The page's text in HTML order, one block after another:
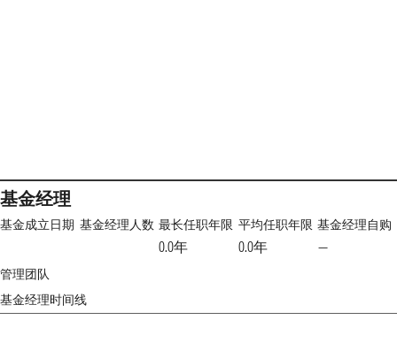
基金经理
基金成立日期 基金经理人数 最长任职年限
0.0年
平均任职年限
0.0年
基金经理自购
—
管理团队
基金经理时间线